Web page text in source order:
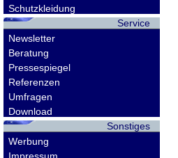
Schutzkleidung
Service
Newsletter
Beratung
Pressespiegel
Referenzen
Umfragen
Download
Sonstiges
Werbung